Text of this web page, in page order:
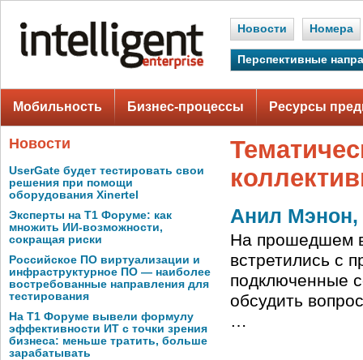
Новости Номера
Перспективные
Мобильность Бизнес-процессы Ресурсы
Новости
UserGate будет тестировать свои
решения при помощи
оборудования Xinertel
Эксперты на Т1 Форуме: как
множить ИИ-возможности,
сокращая риски
Российское ПО виртуализации и
инфраструктурное ПО — наиболее
востребованные направления для
тестирования
На Т1 Форуме вывели формулу
эффективности ИТ с точки зрения
бизнеса: меньше тратить, больше
зарабатывать
Анил
На прошедшем
встретились с
подключенные
обсудить
…